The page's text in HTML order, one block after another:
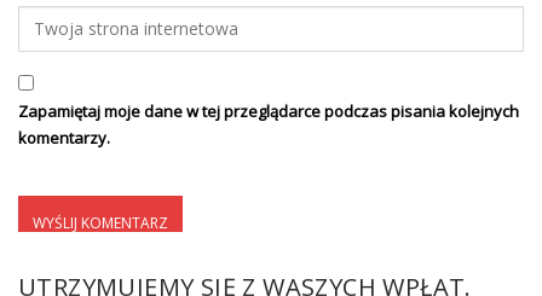
Zapamiętaj moje dane w tej przeglądarce podczas pisania kolejnych
komentarzy.
UTRZYMUJEMY SIĘ Z WASZYCH WPŁAT.